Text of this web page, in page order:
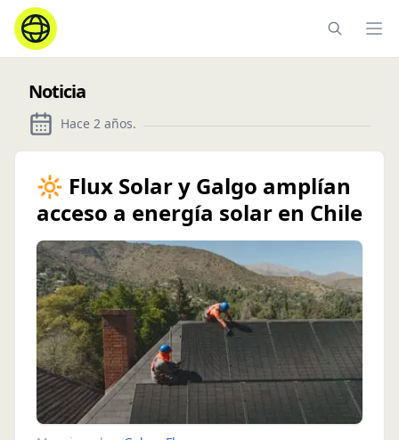
Noticia
Hace 2 años.
🔆 Flux Solar y Galgo amplían
acceso a energía solar en Chile